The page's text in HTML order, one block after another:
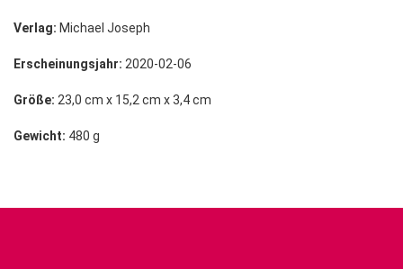
Verlag: Michael Joseph
Erscheinungsjahr: 2020-02-06
Größe: 23,0 cm x 15,2 cm x 3,4 cm
Gewicht: 480 g